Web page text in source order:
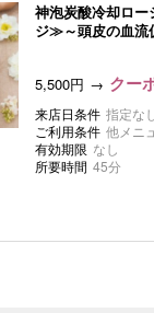
神泡炭酸冷却ロ
ジ≫～頭皮の血流
5,500円 クー
来店日条件 指定な
ご利用条件 他メニ
有効期限 なし
所要時間 45分